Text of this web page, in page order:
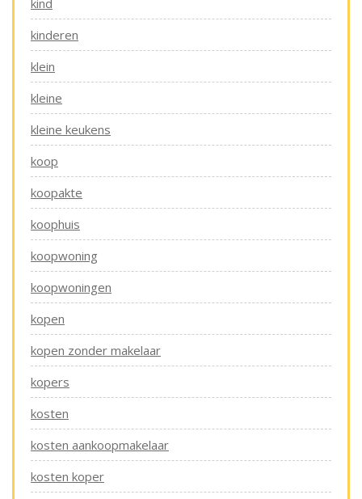
kind
kinderen
klein
kleine
kleine keukens
koop
koopakte
koophuis
koopwoning
koopwoningen
kopen
kopen zonder makelaar
kopers
kosten
kosten aankoopmakelaar
kosten koper